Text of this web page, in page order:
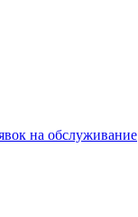
на обслуживание